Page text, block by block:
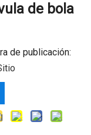
de bola
de publicación: